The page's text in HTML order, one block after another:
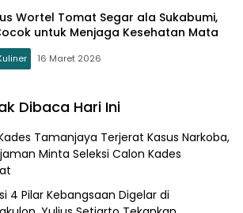
Wortel Tomat Segar ala Sukabumi,
untuk Menjaga Kesehatan Mata
16 Maret 2026
Dibaca Hari Ini
Tamanjaya Terjerat Kasus Narkoba,
Minta Seleksi Calon Kades
4 Pilar Kebangsaan Digelar di